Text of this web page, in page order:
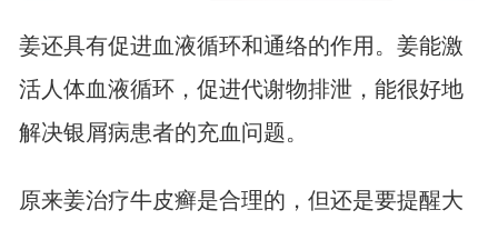
姜还具有促进血液循环和通络的作用。姜能激
活人体血液循环，促进代谢物排泄，能很好地
解决银屑病患者的充血问题。
原来姜治疗牛皮癣是合理的，但还是要提醒大